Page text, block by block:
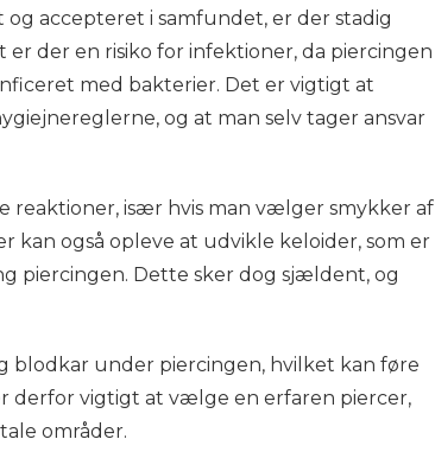
accepteret i samfundet, er der stadig
der en risiko for infektioner, da piercingen
med bakterier. Det er vigtigt at
og at man selv tager ansvar
reaktioner, især hvis man vælger smykker af
kan også opleve at udvikle keloider, som er
piercingen. Dette sker dog sjældent, og
blodkar under piercingen, hvilket kan føre
derfor vigtigt at vælge en erfaren piercer,
områder.